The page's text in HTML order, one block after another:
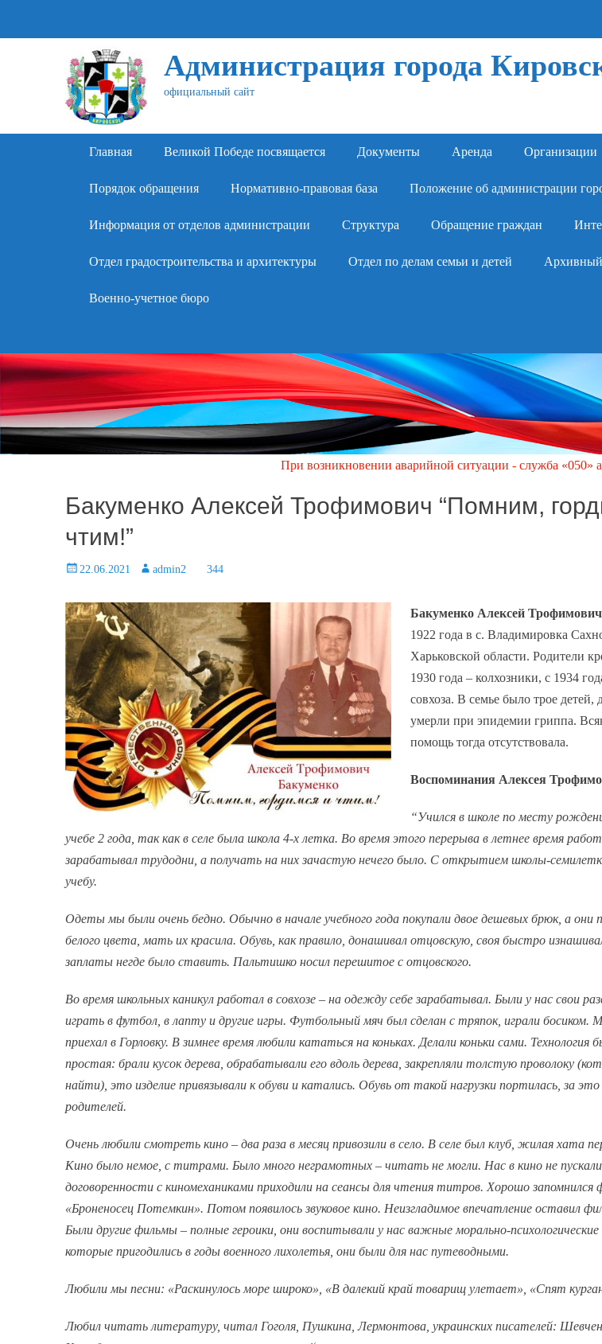
Администрация города
официальный сайт
Primary Menu
Skip
content
Главная Великой Победе посвящается Документы Аренда Организации
Порядок обращения Нормативно-правовая база Положение об администрации
Информация от отделов администрации Структура Обращение граждан
Отдел градостроительства и архитектуры Отдел по делам семьи и детей Архивный
Военно-учетное бюро
При возникновении аварийной ситуации - служба «050»
Бакуменко Алексей Трофимович “Помним,
чтим!”
Posted22.06.2021 Author
admin2 344
Бакуменко Алексей Трофимович
1922 года в с. Владимировка
Харьковской области. Родители
1930 года – колхозники, с 1934
совхоза. В семье было трое детей,
умерли при эпидемии гриппа.
помощь тогда отсутствовала.
Воспоминания Алексея
“Учился в школе по месту
учебе 2 года, так как в селе была школа 4-х летка. Во время этого перерыва в летнее время
зарабатывал трудодни, а получать на них зачастую нечего было. С открытием школы-
учебу.
Одеты мы были очень бедно. Обычно в начале учебного года покупали двое дешевых брюк, а они
белого цвета, мать их красила. Обувь, как правило, донашивал отцовскую, своя быстро
заплаты негде было ставить. Пальтишко носил перешитое с отцовского.
Во время школьных каникул работал в совхозе – на одежду себе зарабатывал. Были у нас свои
играть в футбол, в лапту и другие игры. Футбольный мяч был сделан с тряпок, играли босиком.
приехал в Горловку. В зимнее время любили кататься на коньках. Делали коньки сами. Технология
простая: брали кусок дерева, обрабатывали его вдоль дерева, закрепляли толстую проволоку
найти), это изделие привязывали к обуви и катались. Обувь от такой нагрузки портилась, за
родителей.
Очень любили смотреть кино – два раза в месяц привозили в село. В селе был клуб, жилая хата
Кино было немое, с титрами. Было много неграмотных – читать не могли. Нас в кино не
договоренности с киномеханиками приходили на сеансы для чтения титров. Хорошо запомнился
«Броненосец Потемкин». Потом появилось звуковое кино. Неизгладимое впечатление оставил
Были другие фильмы – полные героики, они воспитывали у нас важные морально-психологические
которые пригодились в годы военного лихолетья, они были для нас путеводными.
Любили мы песни: «Раскинулось море широко», «В далекий край товарищ улетает», «Спят
Любил читать литературу, читал Гоголя, Пушкина, Лермонтова, украинских писателей: